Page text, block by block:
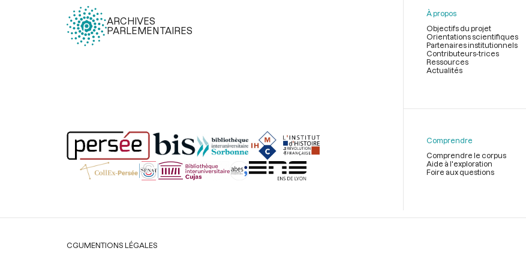
ARCHIVES
PARLEMENTAIRES
page
À propos
Objectifs du projet
Orientations scientifiques
Partenaires institutionnels
Contributeurs-trices
Ressources
Actualités
Comprendre
Comprendre le corpus
Aide à l'exploration
Foire aux questions
Légal
CGUMENTIONS LÉGALES